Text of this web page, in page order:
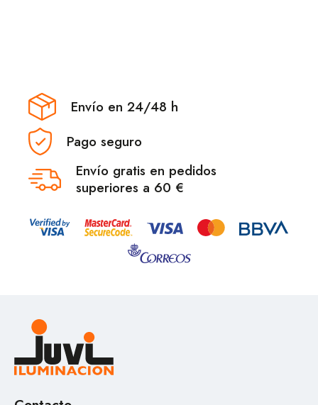
Envío en 24/48 h
Pago seguro
Envío gratis en pedidos
superiores a 60 €